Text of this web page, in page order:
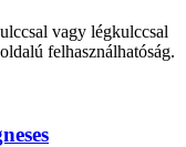
vagy légkulccsal
felhasználhatóság.